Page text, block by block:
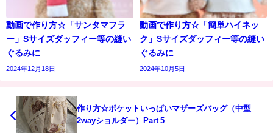
動画で作り方☆「サンタマフラ
ー」Sサイズダッフィー等の縫い
ぐるみに
2024年12月18日
動画で作り方☆「簡単ハイネッ
ク」Sサイズダッフィー等の縫い
ぐるみに
2024年10月5日
作り方☆ポケットいっぱいマザーズバッグ（中型
2wayショルダー）Part 5